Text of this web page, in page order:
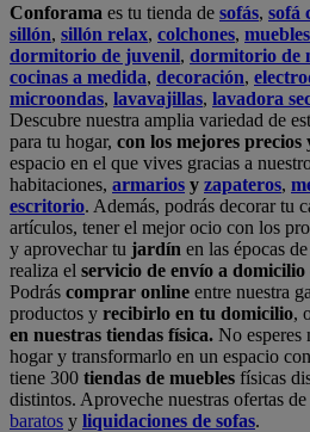
Conforama es tu tienda de sofás, sofá
sillón, sillón relax, colchones,
dormitorio de juvenil, dormitorio de
cocinas a medida, decoración,
microondas, lavavajillas, lavadora
Descubre nuestra amplia variedad de
para tu hogar, con los mejores precios
espacio en el que vives gracias a
habitaciones, armarios y zapateros,
escritorio. Además, podrás decorar tu
artículos, tener el mejor ocio con los
y aprovechar tu jardín en las épocas
realiza el servicio de envío a
Podrás comprar online entre nuestra
productos y recibirlo en tu domicilio,
en nuestras tiendas física. No esperes
hogar y transformarlo en un espacio
tiene 300 tiendas de muebles físicas
distintos. Aproveche nuestras ofertas de
baratos y liquidaciones de sofas.